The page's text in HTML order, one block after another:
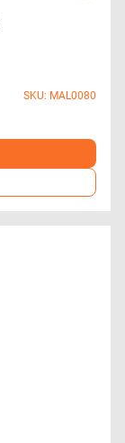
SKU: MAL0080